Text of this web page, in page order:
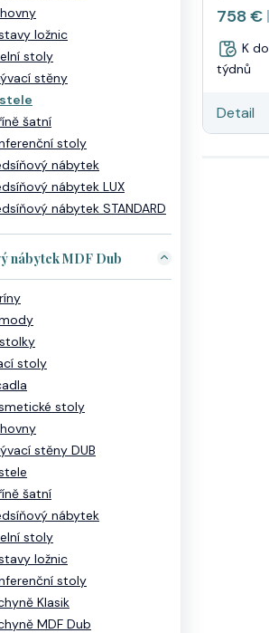
ložnic
stoly
stěny
šatní
stoly
nábytek
nábytek LUX
nábytek STANDARD
nábytek MDF Dub
stoly
stoly
stěny DUB
šatní
nábytek
stoly
ložnic
stoly
Klasik
MDF Dub
758 €
K
týdnů
Detail